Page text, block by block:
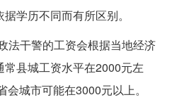
学历不同而有所区别。
法干警的工资会根据当地经济
县城工资水平在2000元左
城市可能在3000元以上。